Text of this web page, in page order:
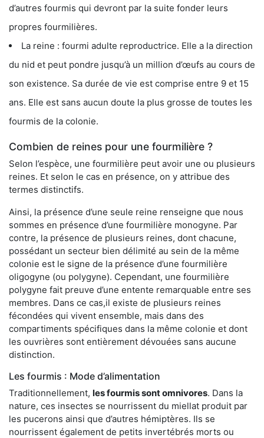
d’autres fourmis qui devront par la suite fonder leurs
propres fourmilières.
La reine : fourmi adulte reproductrice. Elle a la direction
du nid et peut pondre jusqu’à un million d’œufs au cours de
son existence. Sa durée de vie est comprise entre 9 et 15
ans. Elle est sans aucun doute la plus grosse de toutes les
fourmis de la colonie.
Combien de reines pour une fourmilière ?
Selon l’espèce, une fourmilière peut avoir une ou plusieurs
reines. Et selon le cas en présence, on y attribue des
termes distinctifs.
Ainsi, la présence d’une seule reine renseigne que nous
sommes en présence d’une fourmilière monogyne. Par
contre, la présence de plusieurs reines, dont chacune,
possédant un secteur bien délimité au sein de la même
colonie est le signe de la présence d’une fourmilière
oligogyne (ou polygyne). Cependant, une fourmilière
polygyne fait preuve d’une entente remarquable entre ses
membres. Dans ce cas,il existe de plusieurs reines
fécondées qui vivent ensemble, mais dans des
compartiments spécifiques dans la même colonie et dont
les ouvrières sont entièrement dévouées sans aucune
distinction.
Les fourmis : Mode d’alimentation
Traditionnellement, les fourmis sont omnivores. Dans la
nature, ces insectes se nourrissent du miellat produit par
les pucerons ainsi que d’autres hémiptères. Ils se
nourrissent également de petits invertébrés morts ou